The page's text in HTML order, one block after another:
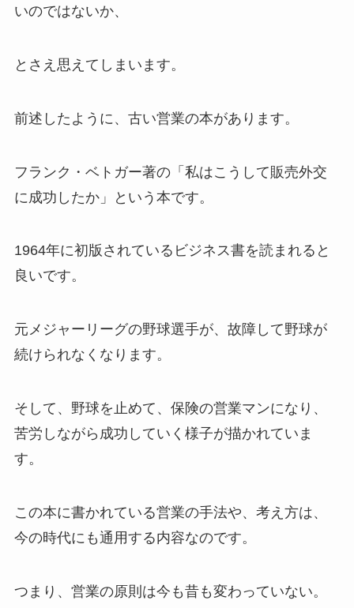
いのではないか、
とさえ思えてしまいます。
前述したように、古い営業の本があります。
フランク・ベトガー著の「私はこうして販売外交
に成功したか」という本です。
1964年に初版されているビジネス書を読まれると
良いです。
元メジャーリーグの野球選手が、故障して野球が
続けられなくなります。
そして、野球を止めて、保険の営業マンになり、
苦労しながら成功していく様子が描かれていま
す。
この本に書かれている営業の手法や、考え方は、
今の時代にも通用する内容なのです。
つまり、営業の原則は今も昔も変わっていない。